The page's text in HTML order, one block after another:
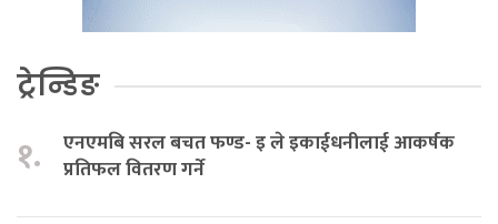
ट्रेन्डिङ
१.
एनएमबि सरल बचत फण्ड- इ ले इकाईधनीलाई आकर्षक
प्रतिफल वितरण गर्ने